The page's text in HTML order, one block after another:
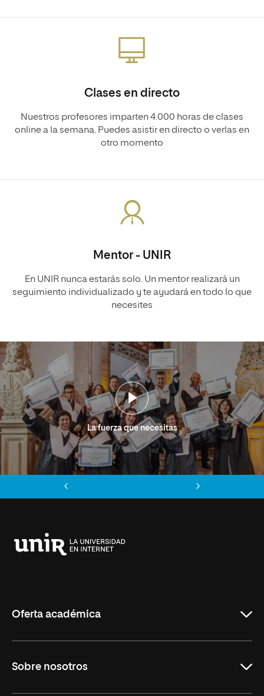
Clases en directo
Nuestros profesores imparten 4.000 horas de clases
online a la semana. Puedes asistir en directo o verlas en
otro momento
Mentor - UNIR
En UNIR nunca estarás solo. Un mentor realizará un
seguimiento individualizado y te ayudará en todo lo que
necesites
La fuerza que necesitas
Oferta académica
Másteres Oficiales
Sobre nosotros